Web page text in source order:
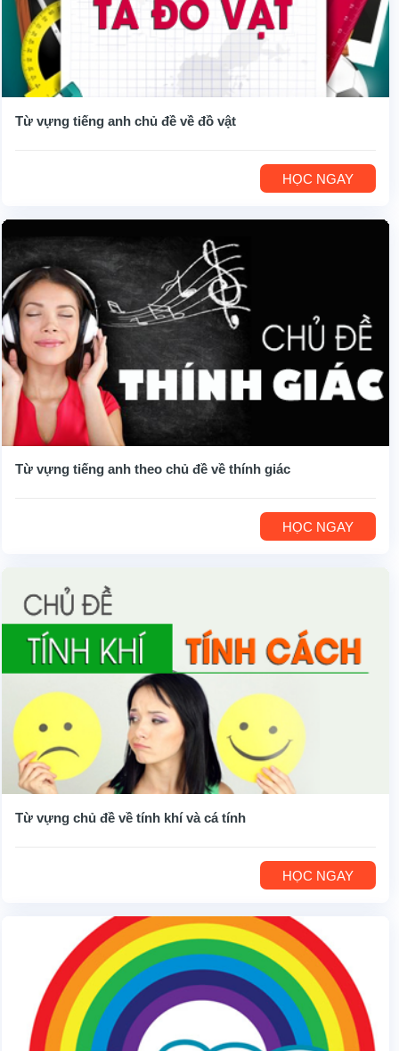
Từ vựng tiếng anh chủ đề về đồ vật
HỌC NGAY
Từ vựng tiếng anh theo chủ đề về thính giác
HỌC NGAY
Từ vựng chủ đề về tính khí và cá tính
HỌC NGAY